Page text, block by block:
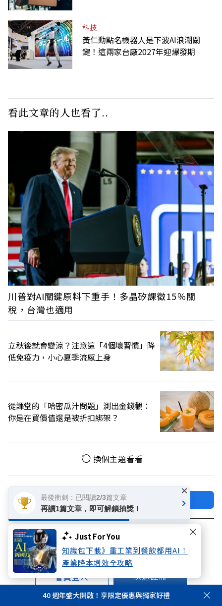
Just For You
知識包下載》重工業到餐飲都用AI！
產業降本增效全攻略
科技
黃仁勳點名機器人是下波AI浪潮關
鍵！這兩家台廠2027年迎爆發期
看此文章的人也看了..
川普對AI關鍵原料下重手！多晶矽課徵15％關
稅，台灣也適用
立秋後就會變涼？注意這「4個壞習慣」降
低免疫力，小心夏季流感上身
從課堂的「哈密瓜汁問題」測出金錢觀：
你是在買價值還是被折扣綁架？
換個主題看看
加好友
登入網站會員
享受更多個人化的會員服務
會員登入 快速註冊
40 週年盛大開啟！享限定優惠與獨家好禮
最後衝刺：已閱讀2/3篇文章
再讀1篇文章，即可解鎖抽獎！
×